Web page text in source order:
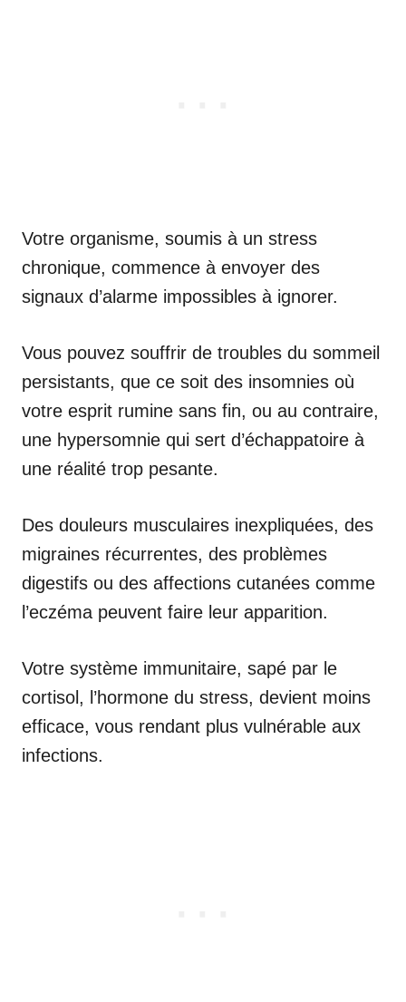
Votre organisme, soumis à un stress
chronique, commence à envoyer des
signaux d’alarme impossibles à ignorer.
Vous pouvez souffrir de troubles du sommeil
persistants, que ce soit des insomnies où
votre esprit rumine sans fin, ou au contraire,
une hypersomnie qui sert d’échappatoire à
une réalité trop pesante.
Des douleurs musculaires inexpliquées, des
migraines récurrentes, des problèmes
digestifs ou des affections cutanées comme
l’eczéma peuvent faire leur apparition.
Votre système immunitaire, sapé par le
cortisol, l’hormone du stress, devient moins
efficace, vous rendant plus vulnérable aux
infections.